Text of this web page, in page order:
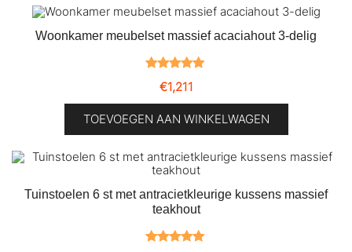
klantbeoordeling
Woonkamer meubelset massief acaciahout 3-delig
op 5
gebaseerd
op
klantbeoordeling
€1,211
TOEVOEGEN AAN WINKELWAGEN
Tuinstoelen 6 st met antracietkleurige kussens massief
teakhout